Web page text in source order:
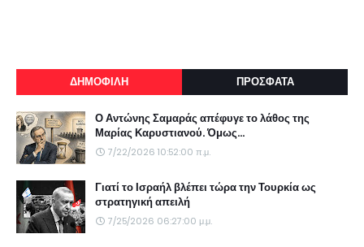
ΔΗΜΟΦΙΛΗ ΠΡΟΣΦΑΤΑ
Ο Αντώνης Σαμαράς απέφυγε το λάθος της
Μαρίας Καρυστιανού. Όμως...
7/22/2026 10:52:00 π.μ.
Γιατί το Ισραήλ βλέπει τώρα την Τουρκία ως
στρατηγική απειλή
7/25/2026 06:27:00 μ.μ.